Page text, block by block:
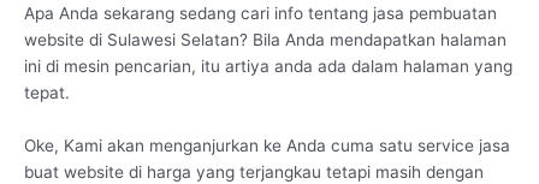
Apa Anda sekarang sedang cari info tentang jasa pembuatan
website di Sulawesi Selatan? Bila Anda mendapatkan halaman
ini di mesin pencarian, itu artiya anda ada dalam halaman yang
tepat.
Oke, Kami akan menganjurkan ke Anda cuma satu service jasa
buat website di harga yang terjangkau tetapi masih dengan